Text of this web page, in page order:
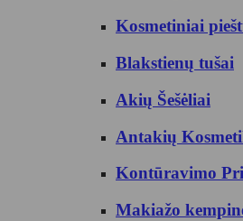
Kosmetiniai
Blakstienų tušai
Akių Šešėliai
Antakių
Kontūravimo
Makiažo